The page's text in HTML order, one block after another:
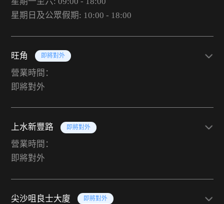
星期日及公眾假期: 10:00 - 18:00
旺角 即將對外
營業時間：
即將對外
上水新豐路 即將對外
營業時間：
即將對外
尖沙咀良士大廈 即將對外